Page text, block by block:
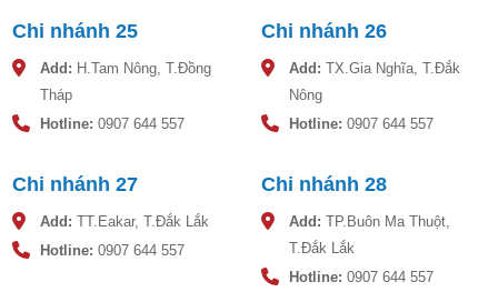
Những lưu ý khi lắp đặt bồn nước nhựa Sơn Hà 2000L
đứng
có xảy ra sự cố khác nhau như rò rỉ nước, bồn bị thủng,
hay bị tắc nghẽn do cặn bẩn tích tụ trong đường ống
nước. Để hạn chế những sự cố này xảy ra, người dùng cần
thường xuyên kiểm tra, bảo trì, bảo dưỡng theo quy định
của nhà sản xuất đảm bào bồn nước vận hành tốt, tiết
Chi nhánh 25
Add: H.Tam Nông, T.Đồng
Tháp
Hotline: 0907 644 557
Chi nhánh 26
Add: TX.Gia Nghĩa, T.Đắk
Nông
Hotline: 0907 644 557
Chi nhánh 27
Add: TT.Eakar, T.Đắk Lắk
Hotline: 0907 644 557
Chi nhánh 28
Add: TP.Buôn Ma Thuột,
T.Đắk Lắk
Hotline: 0907 644 557